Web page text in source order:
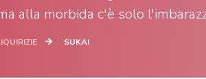
alla morbida c'è solo
SUKAI